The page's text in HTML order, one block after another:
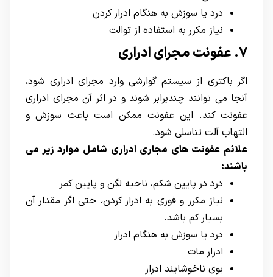
درد یا سوزش به هنگام ادرار کردن
نیاز مکرر به استفاده از توالت
7. عفونت مجرای ادراری
اگر باکتری از سیستم گوارشی وارد مجرای ادراری شود،
آنجا می توانند چندبرابر شوند و در اثر آن مجرای ادراری
عفونت کند. این عفونت ممکن است باعث سوزش و
التهاب آلت تناسلی شود.
علائم عفونت های مجاری ادراری شامل موارد زیر می
باشند:
درد در پایین شکم، ناحیه لگن و پایین کمر
نیاز مکرر و فوری به ادرار کردن، حتی اگر مقدار آن
بسیار کم باشد.
درد یا سوزش به هنگام ادرار
ادرار مات
بوی ناخوشایند ادرار